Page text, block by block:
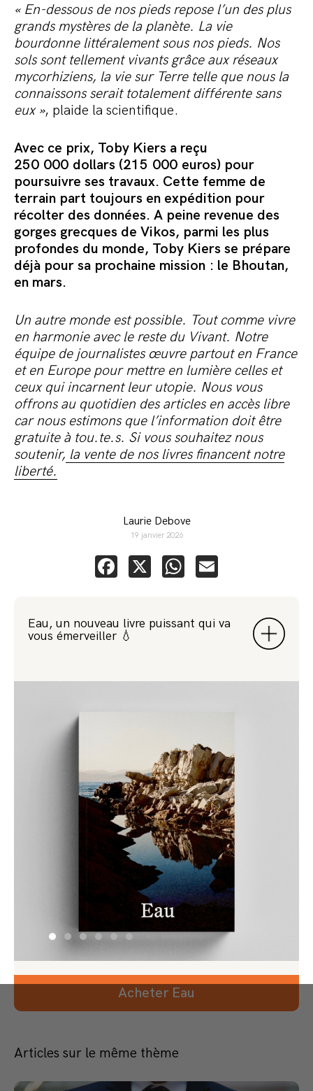
« En-dessous de nos pieds repose l’un des plus
grands mystères de la planète. La vie
bourdonne littéralement sous nos pieds. Nos
sols sont tellement vivants grâce aux réseaux
mycorhiziens, la vie sur Terre telle que nous la
connaissons serait totalement différente sans
eux », plaide la scientifique.
Avec ce prix, Toby Kiers a reçu
250 000 dollars (215 000 euros) pour
poursuivre ses travaux. Cette femme de
terrain part toujours en expédition pour
récolter des données. A peine revenue des
gorges grecques de Vikos, parmi les plus
profondes du monde, Toby Kiers se prépare
déjà pour sa prochaine mission : le Bhoutan,
en mars.
Un autre monde est possible. Tout comme vivre
en harmonie avec le reste du Vivant. Notre
équipe de journalistes œuvre partout en France
et en Europe pour mettre en lumière celles et
ceux qui incarnent leur utopie. Nous vous
offrons au quotidien des articles en accès libre
car nous estimons que l’information doit être
gratuite à tou.te.s. Si vous souhaitez nous
soutenir, la vente de nos livres financent notre
liberté.
Laurie Debove
19 janvier 2026
Facebook
X WhatsApp
Eau, un nouveau livre puissant qui va
vous émerveiller 💧
Acheter Eau
Articles sur le même thème